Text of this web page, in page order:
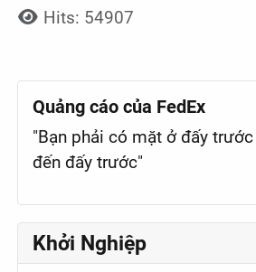
Hits: 54907
Quảng cáo của FedEx
"Bạn phải có mặt ở đấy
đến đấy trước"
Khởi Nghiệp